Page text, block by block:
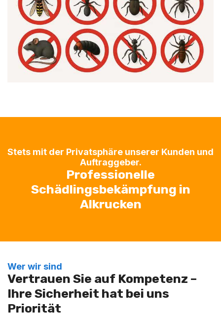
Stets mit der Privatsphäre unserer Kunden und
Auftraggeber.
Professionelle
Schädlingsbekämpfung in
Alkrucken
Wer wir sind
Vertrauen Sie auf Kompetenz –
Ihre Sicherheit hat bei uns
Priorität